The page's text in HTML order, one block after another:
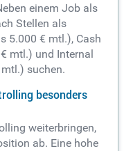
einem Job als
Stellen als
5.000 € mtl.), Cash
mtl.) und Internal
suchen.
besonders
weiterbringen,
ab. Eine hohe